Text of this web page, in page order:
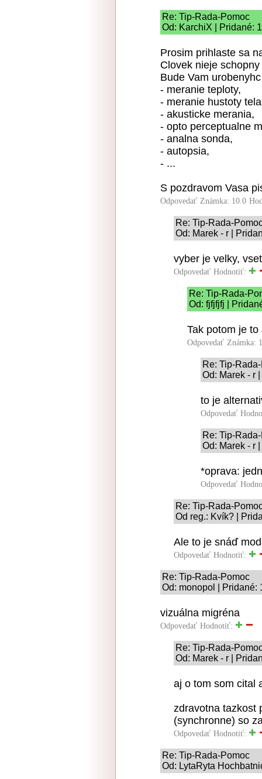
Re: Tip-Rada-Pomoc
Od: KarchiX | Pridané:
Prosim prihlaste sa
Clovek nieje
Bude Vam
- meranie teploty,
- meranie hustoty
- akusticke merania,
- opto perceptualne
- analna sonda,
- autopsia,
- ...
S pozdravom Vasa
Odpovedať Známka: 10.0
Re: Tip-Rada-
Od: Marek - r |
vyber je velky,
Odpovedať Hodnotiť:
Re: Tip-Rada-
Od: fjfjfjfj |
Tak potom je to
Odpovedať Známka:
Re: Tip-
Od: Marek - r
to je
Odpovedať
Re: Tip-
Od: Marek - r
*oprava:
Odpovedať
Re: Tip-Rada-
Od reg.: Kvík? |
Ale to je snáď
Odpovedať Hodnotiť:
Re: Tip-Rada-Pomoc
Od: monopol | Pridané:
vizuálna migréna
Odpovedať Hodnotiť:
Re: Tip-Rada-
Od: Marek - r |
aj o tom som cital
zdravotna tazkost
(synchronne) so
Odpovedať Hodnotiť:
Re: Tip-Rada-Pomoc
Od: LytaRyta